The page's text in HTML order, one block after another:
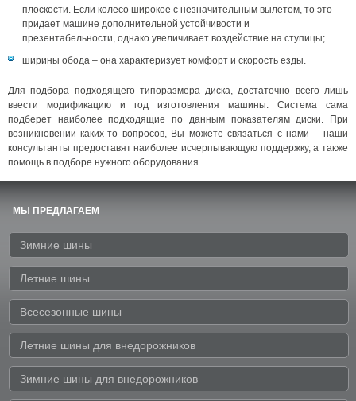
плоскости. Если колесо широкое с незначительным вылетом, то это
придает машине дополнительной устойчивости и
презентабельности, однако увеличивает воздействие на ступицы;
ширины обода – она характеризует комфорт и скорость езды.
Для подбора подходящего типоразмера диска, достаточно всего лишь
ввести модификацию и год изготовления машины. Система сама
подберет наиболее подходящие по данным показателям диски. При
возникновении каких-то вопросов, Вы можете связаться с нами – наши
консультанты предоставят наиболее исчерпывающую поддержку, а также
помощь в подборе нужного оборудования.
МЫ ПРЕДЛАГАЕМ
Зимние шины
Летние шины
Всесезонные шины
Летние шины для внедорожников
Зимние шины для внедорожников